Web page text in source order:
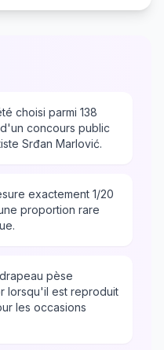
choisi parmi 138
concours public
Srđan Marlović.
exactement 1/20
proportion rare
pèse
lorsqu'il est reproduit
les occasions